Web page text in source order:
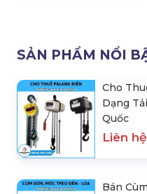
SẢN PHẨM NỔI
Cho
Dạng
Quốc
Liên hệ
Bán